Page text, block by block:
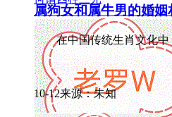
属狗女和属牛男的婚姻
在中国传统生肖文化中，
10-12来源：未知